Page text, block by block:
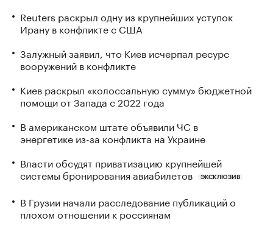
Reuters раскрыл одну из крупнейших уступок
Ирану в конфликте с США
Залужный заявил, что Киев исчерпал ресурс
вооружений в конфликте
Киев раскрыл «колоссальную сумму» бюджетной
помощи от Запада с 2022 года
В американском штате объявили ЧС в
энергетике из-за конфликта на Украине
Власти обсудят приватизацию крупнейшей
системы бронирования авиабилетов
ЭКСКЛЮЗИВ
В Грузии начали расследование публикаций о
плохом отношении к россиянам